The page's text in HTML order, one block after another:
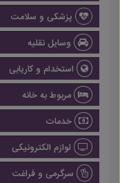
پزشکی و سلامت
وسایل نقلیه
استخدام و کاریابی
مربوط به خانه
خدمات
لوازم الکترونیکی
سرگرمی و فراغت